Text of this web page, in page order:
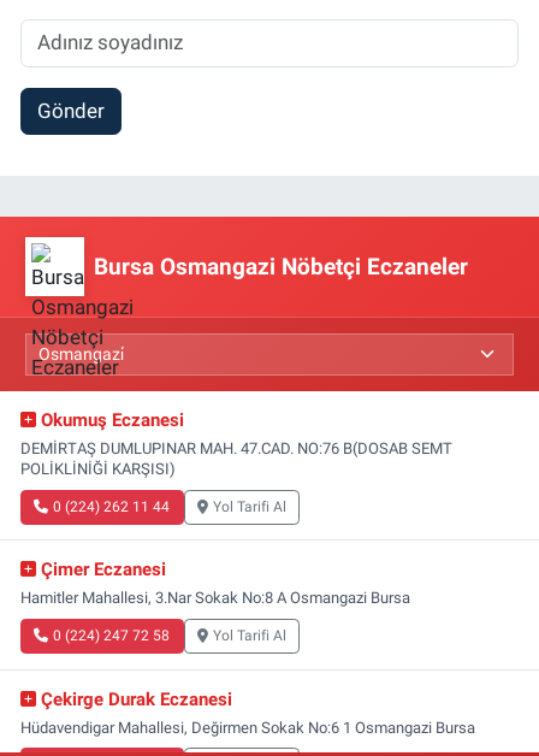
Gönder
Bursa Osmangazi Nöbetçi Eczaneler
Okumuş Eczanesi
DEMİRTAŞ DUMLUPINAR MAH. 47.CAD. NO:76 B(DOSAB SEMT
POLİKLİNİĞİ KARŞISI)
0 (224) 262 11 44 Yol Tarifi Al
Çimer Eczanesi
Hamitler Mahallesi, 3.Nar Sokak No:8 A Osmangazi Bursa
0 (224) 247 72 58 Yol Tarifi Al
Çekirge Durak Eczanesi
Hüdavendigar Mahallesi, Değirmen Sokak No:6 1 Osmangazi Bursa